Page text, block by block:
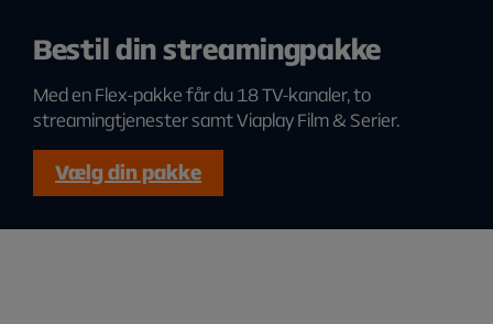
Bestil din streamingpakke
Med en Flex-pakke får du 18 TV-kanaler, to
streamingtjenester samt Viaplay Film & Serier.
Vælg din pakke